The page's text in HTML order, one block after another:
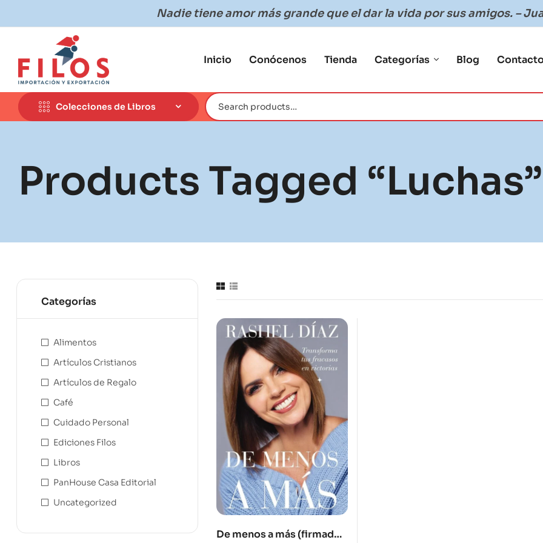
Nadie tiene amor más grande que el dar la vida por sus amigos. –
Inicio Conócenos Tienda Categorías Blog
Colecciones de Libros
Products Tagged “luchas”
De menos a más (firmados
Categorías
Alimentos
Artículos Cristianos
Artículos de Regalo
Café
Cuidado Personal
Ediciones Filos
Libros
PanHouse Casa Editorial
Uncategorized